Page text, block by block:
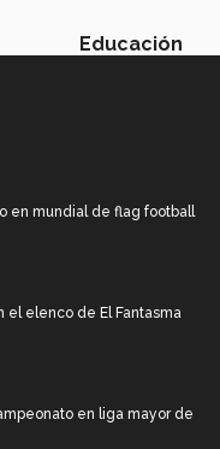
Educación
en mundial de flag football
el elenco de El Fantasma
en liga mayor de